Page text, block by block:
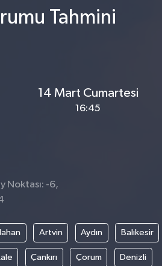
Tahmini
14 Mart Cumartesi
16:45
Noktası: -6,
Artvin Aydın Balıkesir
Çankırı Çorum Denizli